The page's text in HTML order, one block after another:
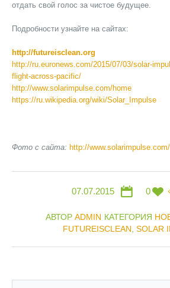
отдать свой голос за чистое будущее.
Подробности узнайте на сайтах:
http://futureisclean.org
http://ru.euronews.com/2015/07/03/solar-
flight-across-pacific/
http://www.solarimpulse.com/home
https://ru.wikipedia.org/wiki/Solar_Impulse
Фото с сайта: http://www.solarimpulse.com/
07.07.2015 0
АВТОР ADMIN КАТЕГОРИЯ
FUTUREISCLEAN SOLAR